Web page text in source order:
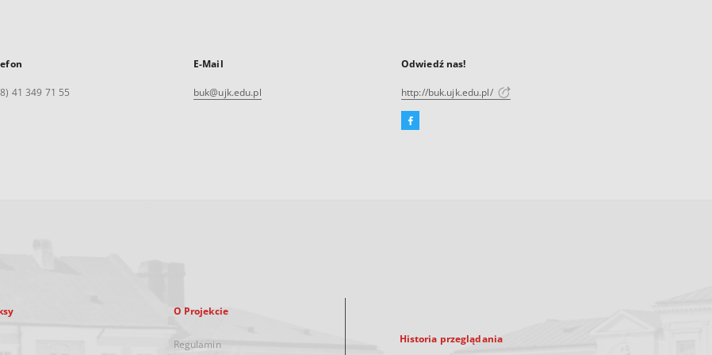
41 349 71 55
E-Mail
buk@ujk.edu.pl
Odwiedź nas!
http://buk.ujk.edu.pl/
Facebook
O Projekcie
Regulamin Historia przeglądania